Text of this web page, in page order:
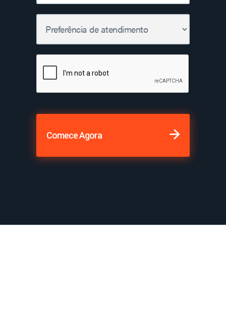
Comece Agora